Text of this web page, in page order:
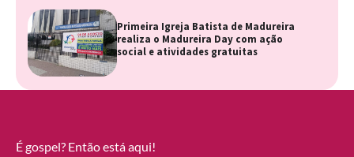
Primeira Igreja Batista de Madureira
realiza o Madureira Day com ação
social e atividades gratuitas
É gospel? Então está aqui!